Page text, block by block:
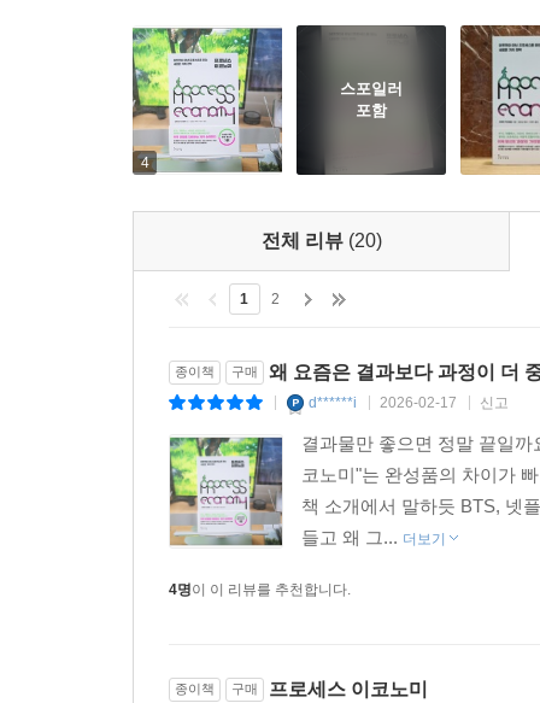
샤오미는 자신에게 가장 적합한 스마트폰이 뭔
‘미팬(Mi Fan)’의 커뮤니티에 공개하고 사용자의
입지를 다졌다.
ㆍ 70년 전통의 밀가루 브랜드 곰표는 어떻게
곰표 밀가루로 유명한 대한제분은 1952년에 설
자주 마시고, 곰표 캐릭터가 그려진 굿즈들을 앞
할 수 있다.
한국에서 트로트 오디션 프로그램이 히트하며
구시대의 산물이었던 트로트가 프로세스 이코노
‘프로세스 이코노미’는 우리에게 이제껏 없던
않았는가? 괜찮은 기획과 아이디어를 갖고 있
새로운 수익 구조를 제시하며 도전을 가능하
이제부터는 ‘프로세스 이코노미’와 함께 매일
도전들을 시작해 보면 어떨까
4
스포일러
포함
전체 리뷰 (20)
1 2
종이책 구매 왜 요즘은 결과보다 과정이 더
d******i 2026-02-17 신고
결과물만 좋으면 정말 끝일
코노미"는 완성품의 차이가
책 소개에서 말하듯 BTS, 넷
들고 왜 그... 더보기
4명이 이 리뷰를 추천합니다.
종이책 구매 프로세스 이코노미